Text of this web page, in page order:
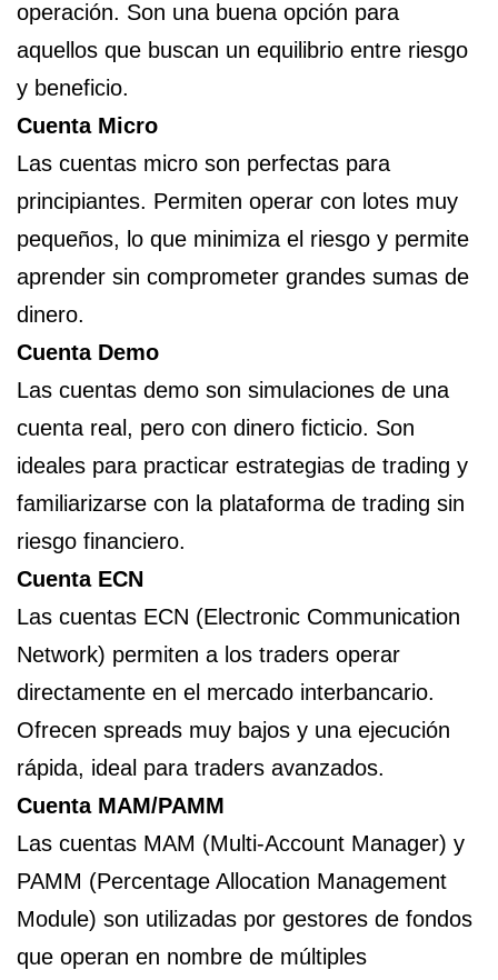
operación. Son una buena opción para
aquellos que buscan un equilibrio entre riesgo
y beneficio.
Cuenta Micro
Las cuentas micro son perfectas para
principiantes. Permiten operar con lotes muy
pequeños, lo que minimiza el riesgo y permite
aprender sin comprometer grandes sumas de
dinero.
Cuenta Demo
Las cuentas demo son simulaciones de una
cuenta real, pero con dinero ficticio. Son
ideales para practicar estrategias de trading y
familiarizarse con la plataforma de trading sin
riesgo financiero.
Cuenta ECN
Las cuentas ECN (Electronic Communication
Network) permiten a los traders operar
directamente en el mercado interbancario.
Ofrecen spreads muy bajos y una ejecución
rápida, ideal para traders avanzados.
Cuenta MAM/PAMM
Las cuentas MAM (Multi-Account Manager) y
PAMM (Percentage Allocation Management
Module) son utilizadas por gestores de fondos
que operan en nombre de múltiples